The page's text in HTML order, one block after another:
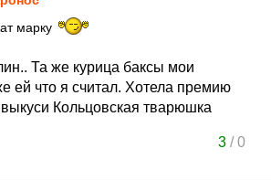
марку
Та же курица баксы мои
ей что я считал. Хотела премию
Кольцовская тварюшка
3/0